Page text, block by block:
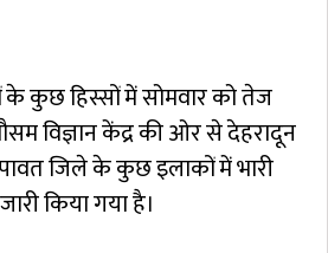
के कुछ हिस्सों में सोमवार को तेज
विज्ञान केंद्र की ओर से देहरादून
जिले के कुछ इलाकों में भारी
किया गया है।